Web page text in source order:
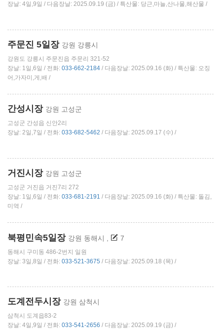
장날: 4일,9일 / 다음장날: 2025.09.19 (금) / 특산물: 당근,마늘,산나물,해산물 /
주문진 5일장 강원 강릉시
강원도 강릉시 주문진읍 주문리 321-52
장날: 1일,6일 / 전화: 033-662-2184 / 다음장날: 2025.09.16 (화) / 특산물: 오징
어,가자미,게,배 /
간성시장 강원 고성군
고성군 간성읍 신안2리
장날: 2일,7일 / 전화: 033-682-5462 / 다음장날: 2025.09.17 (수) /
거진시장 강원 고성군
고성군 거진읍 거진7리 272
장날: 1일,6일 / 전화: 033-681-2191 / 다음장날: 2025.09.16 (화) / 특산물: 돌김,
미역 /
북평민속5일장 강원 동해시 , 7
동해시 구미동 486-2번지 일원
장날: 3일,8일 / 전화: 033-521-3675 / 다음장날: 2025.09.18 (목) /
도계전두시장 강원 삼척시
삼척시 도계읍83-2
장날: 4일,9일 / 전화: 033-541-2656 / 다음장날: 2025.09.19 (금) /